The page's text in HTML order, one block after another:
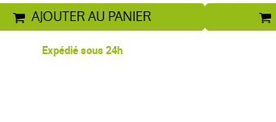
AJOUTER AU PANIER
Expédié sous 24h